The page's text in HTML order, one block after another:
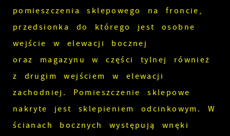
pomieszczenia sklepowego na froncie,
przedsionka do którego jest osobne
wejście w elewacji bocznej
oraz magazynu w części tylnej również
z drugim wejściem w elewacji
zachodniej. Pomieszczenie sklepowe
nakryte jest sklepieniem odcinkowym. W
ścianach bocznych występują wnęki